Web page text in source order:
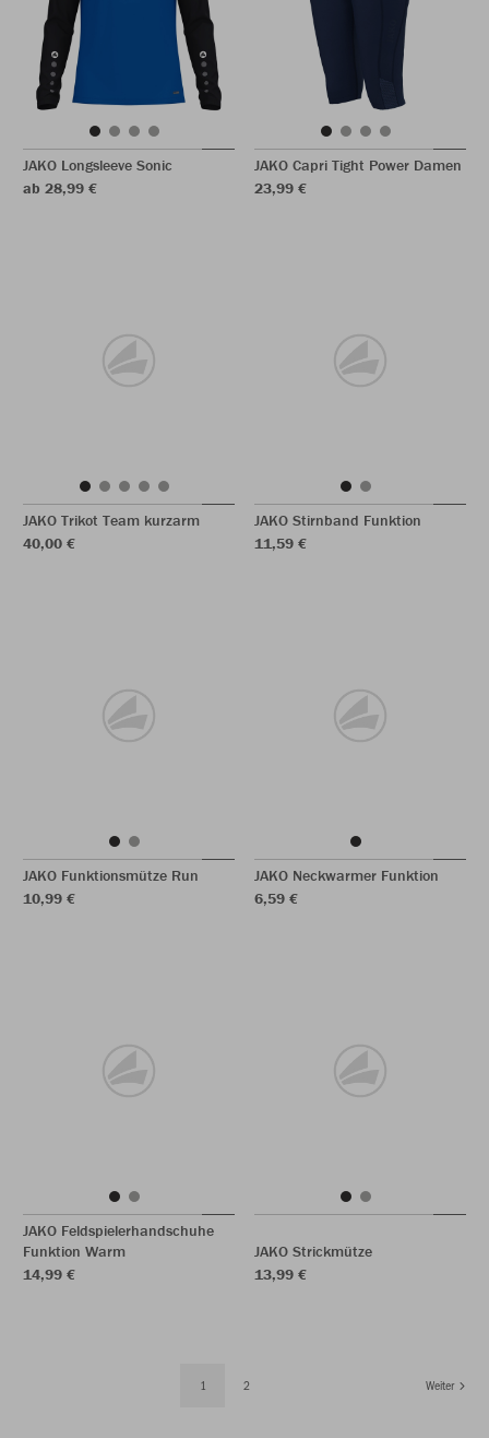
JAKO Longsleeve Sonic
ab 28,99 €
JAKO Capri Tight Power Damen
23,99 €
JAKO Trikot Team kurzarm
40,00 €
JAKO Stirnband Funktion
11,59 €
JAKO Funktionsmütze Run
10,99 €
JAKO Neckwarmer Funktion
6,59 €
JAKO Feldspielerhandschuhe
Funktion Warm
14,99 €
JAKO Strickmütze
13,99 €
1 2 Weiter